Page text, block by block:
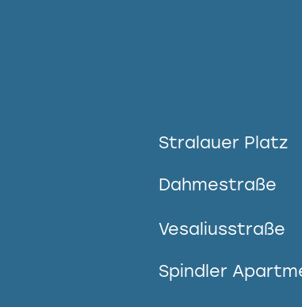
Stralauer Platz
Dahmestraße
Vesaliusstraße
Spindler